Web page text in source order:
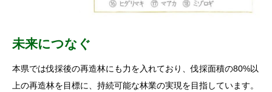
未来につなぐ
本県では伐採後の再造林にも力を入れており、伐採面積の80%以
上の再造林を目標に、持続可能な林業の実現を目指しています。